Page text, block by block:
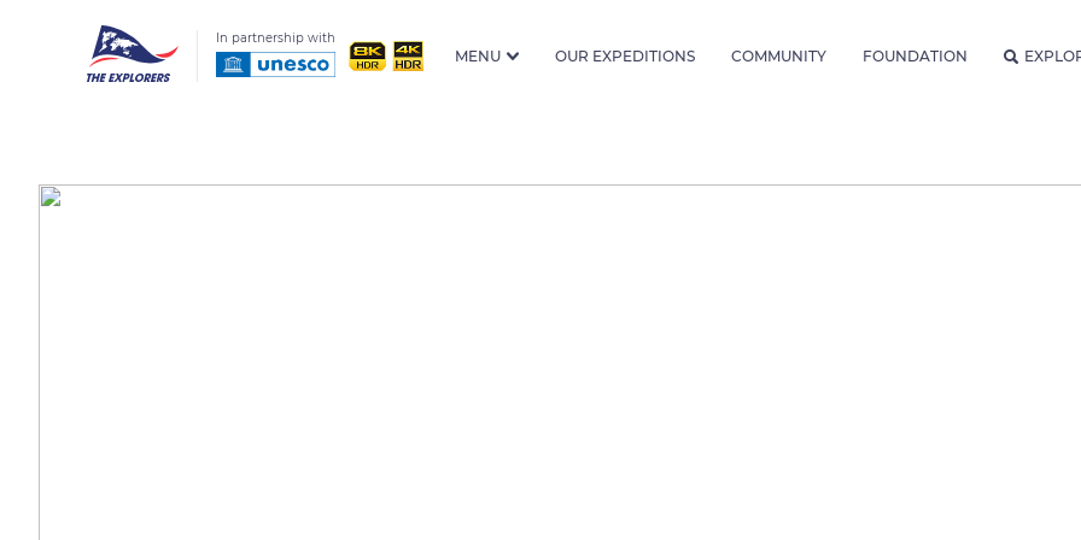
In partnership with
MENU OUR EXPEDITIONS COMMUNITY FOUNDATION